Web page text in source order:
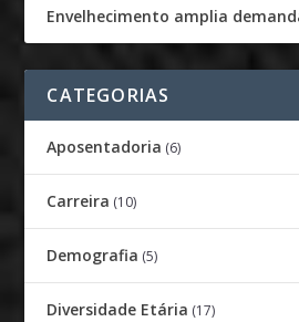
Envelhecimento amplia
CATEGORIAS
Aposentadoria (6)
Carreira (10)
Demografia (5)
Diversidade Etária (17)